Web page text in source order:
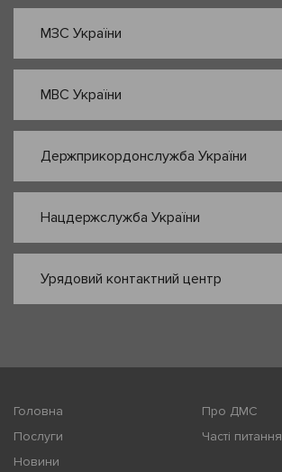
МЗС України
МВС України
Держприкордонслужба України
Нацдержслужба України
Урядовий контактний центр
Головна
Про ДМС
Послуги
Часті питання
Новини